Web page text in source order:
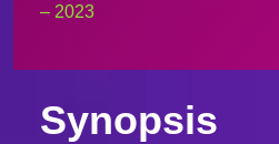
– 2023
Synopsis